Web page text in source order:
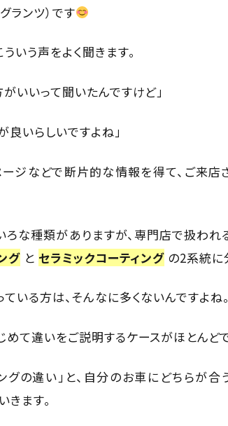
ランツ）です
いう声をよく聞きます。
いいって聞いたんですけど」
良いらしいですよね」
ジなどで断片的な情報を得て、ご来店
ろな種類がありますが、専門店で扱わ
グと セラミックコーティング の2系統に
いる方は、そんなに多くないんですよね。
めて違いをご説明するケースがほとんどで
グの違い」と、自分のお車にどちらが合
ます。